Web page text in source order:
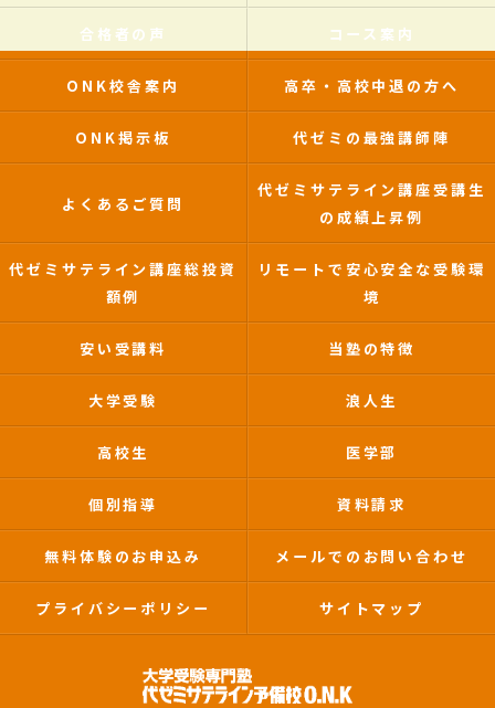
合格者の声 コース案内
ONK校舎案内 高卒・高校中退の方へ
ONK掲示板 代ゼミの最強講師陣
よくあるご質問
代ゼミサテライン講座受講生
の成績上昇例
代ゼミサテライン講座総投資
額例
リモートで安心安全な受験環
境
安い受講料 当塾の特徴
大学受験 浪人生
高校生 医学部
個別指導 資料請求
無料体験のお申込み メールでのお問い合わせ
プライバシーポリシー サイトマップ